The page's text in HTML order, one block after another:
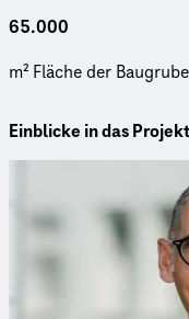
65.000
m² Fläche der Bau­gru­be
Einblicke in das
Sie haben Fragen zu
Kontaktieren Sie
Dr.-Ing. Volker